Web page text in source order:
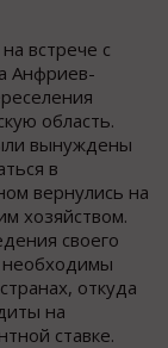
встрече с
Анфриев-
область.
вынуждены
в
вернулись на
хозяйством.
своего
необходимы
откуда
на
ставке.